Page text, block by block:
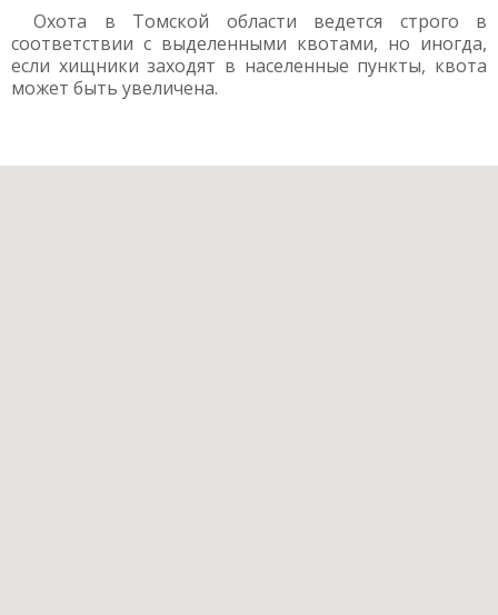
Охота в Томской области ведется строго в
соответствии с выделенными квотами, но иногда,
если хищники заходят в населенные пункты, квота
может быть увеличена.